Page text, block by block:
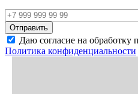
Даю согласие на обработку
Политика конфиденциальности